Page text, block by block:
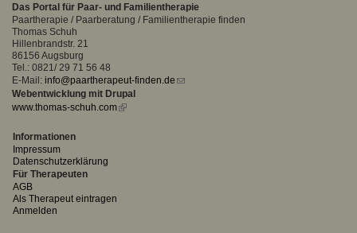
Das Portal für Paar- und Familientherapie
Paartherapie / Paarberatung / Familientherapie finden
Thomas Schuh
Hillenbrandstr. 21
86156 Augsburg
Tel.: 0821/ 29 71 56 48
E-Mail: info@paartherapeut-finden.de (link
Webentwicklung mit Drupal
www.thomas-schuh.com(link
Informationen
Impressum
Datenschutzerklärung
Für Therapeuten
AGB
Als Therapeut eintragen
Anmelden